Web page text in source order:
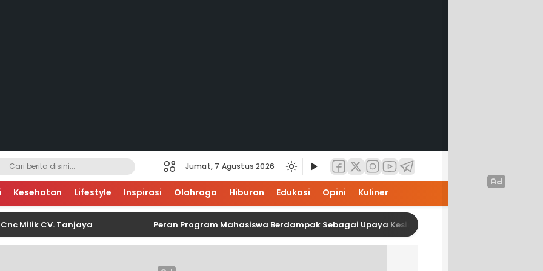
Jumat, 7 Agustus 2026
Kesehatan Lifestyle Inspirasi Olahraga Hiburan Edukasi Opini Kuliner
CV. Tanjaya Peran Program Mahasiswa Berdampak Sebagai Upaya Kesiapan Karier Mahasiswa Interior ISI